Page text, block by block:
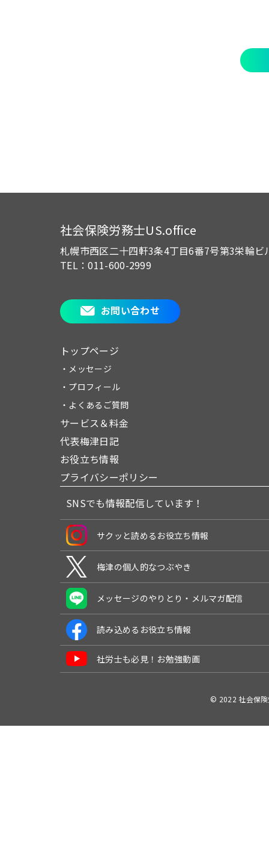
社会保険労務士US.office
札幌市西区二十四軒3条4丁目6番7号第3栄輪ビ
TEL：011-600-2999
お問い合わせ
トップページ
・メッセージ
・プロフィール
・よくあるご質問
サービス＆料金
代表梅津日記
お役立ち情報
プライバシーポリシー
SNSでも情報配信しています！
サクッと読めるお役立ち情報
梅津の個人的なつぶやき
メッセージのやりとり・メルマガ配信
読み込めるお役立ち情報
社労士も必見！お勉強動画
© 2022 社会保